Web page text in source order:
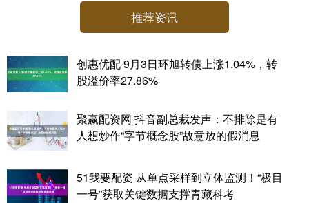
推荐资讯
创惠优配 9月3日环旭转债上涨1.04%，转
股溢价率27.86%
聚赢配资网 抖音副总裁发声：不排除是有
人想炒作“字节概念股”故意放的假消息
51我要配资 从单点采样到立体监测！“极目
一号”获取关键数据支撑青藏科考